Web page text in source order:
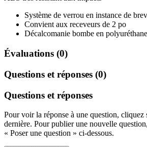
Système de verrou en instance de
Convient aux receveurs de 2 po
Décalcomanie bombe en
Évaluations (0)
Questions et réponses (0)
Questions et réponses
Pour voir la réponse à une question, cliquez
dernière. Pour publier une nouvelle
« Poser une question » ci-dessous.